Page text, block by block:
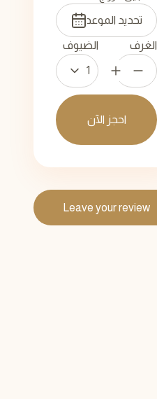
الغرف الضيوف
1
احجز الآن
Leave your review